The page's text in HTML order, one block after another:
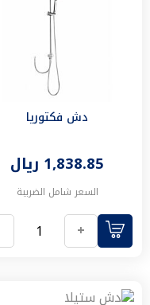
إضاءة
داخلية
ثريات
اضاءة
جدارية
ابجورات
كشاف
الأساسية
سبوت
لايت
لمبات
الإنارة
المخفية
دش فكتوريا
1,838.85 ريال
السعر شامل الضريبة
+